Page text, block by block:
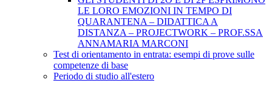
LE LORO EMOZIONI IN TEMPO DI
QUARANTENA – DIDATTICA A
DISTANZA – PROJECTWORK – PROF.SSA
ANNAMARIA MARCONI
Test di orientamento in entrata: esempi di prove sulle
competenze di base
Periodo di studio all'estero